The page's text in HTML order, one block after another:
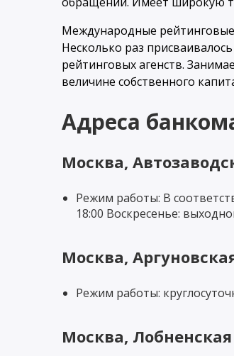
Международные рейтинговые
Несколько раз
рейтинговых агенств.
величине собственного
Адреса
Москва,
Режим работы: В
18:00 Воскресенье:
Москва,
Режим работы:
Москва,